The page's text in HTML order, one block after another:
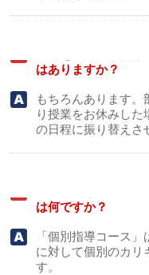
はありますか？
もちろんあります。
り授業をお休みした
の日程に振り替えさ
は何ですか？
「個別指導コース
に対して個別のカリ
す。